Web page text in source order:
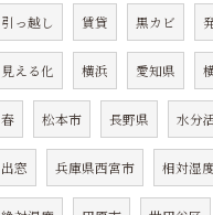
引っ越し 賃貸 黒カビ
見える化 横浜 愛知県
春 松本市 長野県 水分
出窓 兵庫県西宮市 相対湿度